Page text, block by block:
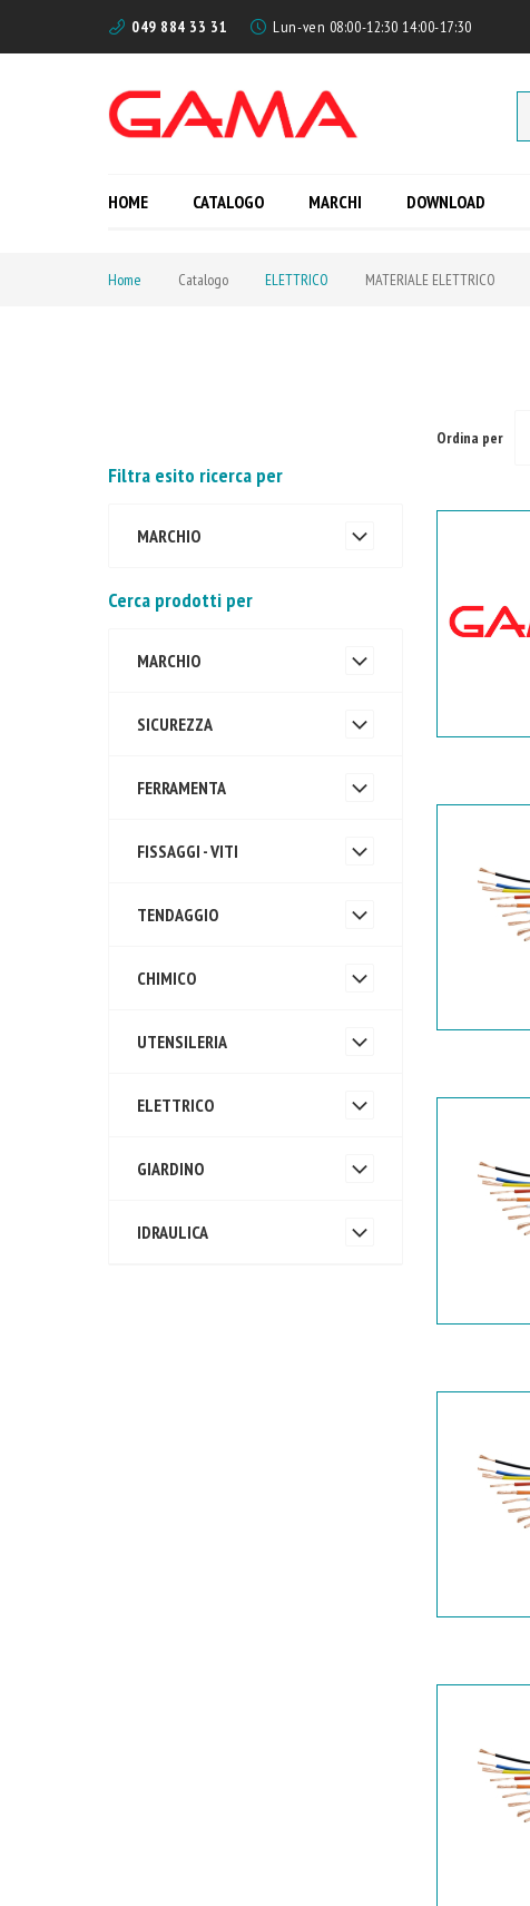
049 884 33 31 Lun-ven 08:00-12:30 14:00-17:30
HOME CATALOGO MARCHI DOWNLOAD
Home Catalogo ELETTRICO MATERIALE ELETTRICO
Ordina per
Filtra esito ricerca per
MARCHIO
Cerca prodotti per
MARCHIO
SICUREZZA
FERRAMENTA
FISSAGGI - VITI
TENDAGGIO
CHIMICO
UTENSILERIA
ELETTRICO
GIARDINO
IDRAULICA